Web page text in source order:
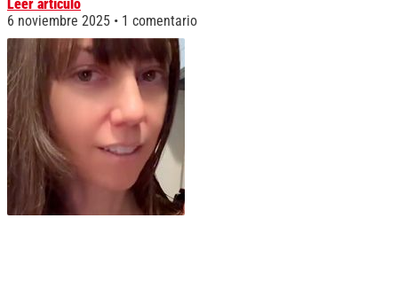
Leer artículo
6 noviembre 2025
1 comentario